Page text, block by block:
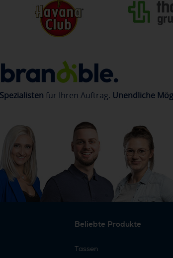
für Ihren Auftrag. Unendliche
Beliebte Produkte
Tassen